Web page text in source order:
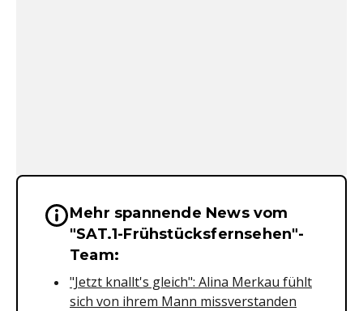
Wichtige Hinweise &
Mehr spannende News vom
"SAT.1-Frühstücksfernsehen"-
Team:
"Jetzt knallt's gleich": Alina Merkau fühlt
sich von ihrem Mann missverstanden